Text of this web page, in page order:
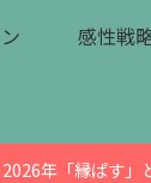
感性戦
2026年「縁ぱす